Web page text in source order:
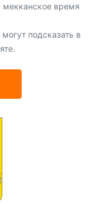
мекканское время
подсказать в